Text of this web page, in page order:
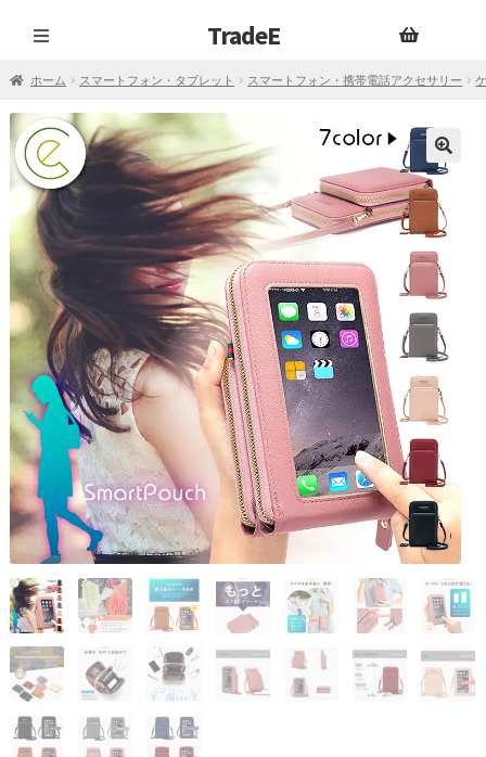
ナ
ゲ
シ
ョ
ン
へ
ス
キ
ッ
プ
コ
テ
ツ
へ
ス
キ
ッ
プ
TradeE
ホーム スマートフォン・タブレット スマートフォン・携帯電話アクセサリー